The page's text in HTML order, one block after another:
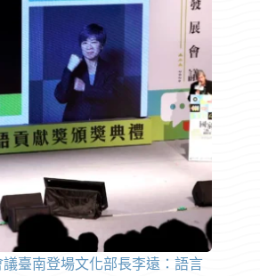
臺南登場文化部長李遠：語言